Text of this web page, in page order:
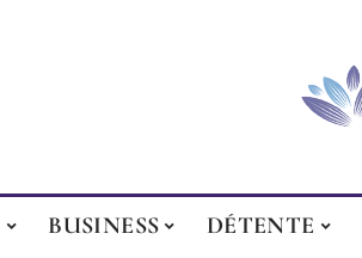
BUSINESS DÉTENTE